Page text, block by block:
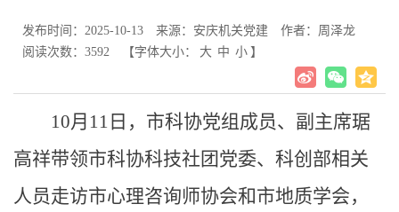
发布时间：2025-10-13 来源：安庆机关党建
作者：周泽龙
阅读次数： 3592 【字体大小： 大 中 小 】
10月11日，市科协党组成员、副主席琚
高祥带领市科协科技社团党委、科创部相关
人员走访市心理咨询师协会和市地质学会，